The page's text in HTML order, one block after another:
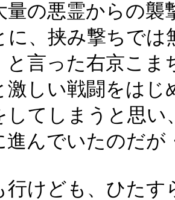
量の悪霊からの
に、挟み撃ちで
と言った右京こま
激しい戦闘をは
してしまうと思い
進んでいたのだが
行けども、ひた